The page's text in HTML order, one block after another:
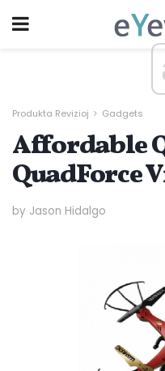
Produkta Revizioj Gadgets
Affordable
QuadForce
by Jason Hidalgo